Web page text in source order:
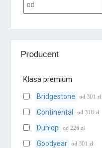
Producent
Klasa premium
Bridgestone od 301 zł
Continental od 318 zł
Dunlop od 226 zł
Goodyear od 301 zł